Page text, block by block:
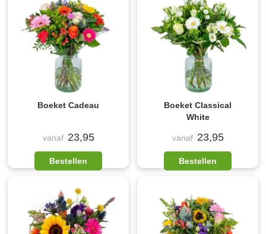
Boeket Cadeau
vanaf 23,95
Bestellen
Boeket Classical
White
vanaf 23,95
Bestellen